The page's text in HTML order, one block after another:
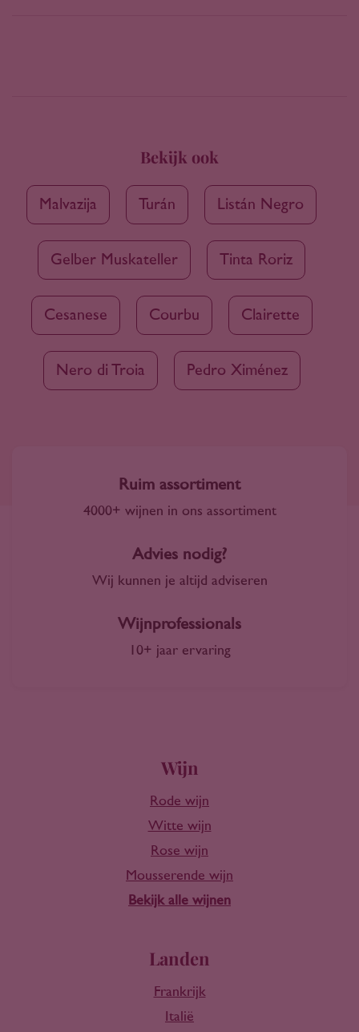
Bekijk ook
Malvazija Turán Listán Negro
Gelber Muskateller Tinta Roriz
Cesanese Courbu Clairette
Nero di Troia Pedro Ximénez
Ruim assortiment
4000+ wijnen in ons assortiment
Advies nodig?
Wij kunnen je altijd adviseren
Wijnprofessionals
10+ jaar ervaring
Wijn
Rode wijn
Witte wijn
Rose wijn
Mousserende wijn
Bekijk alle wijnen
Landen
Frankrijk
Italië